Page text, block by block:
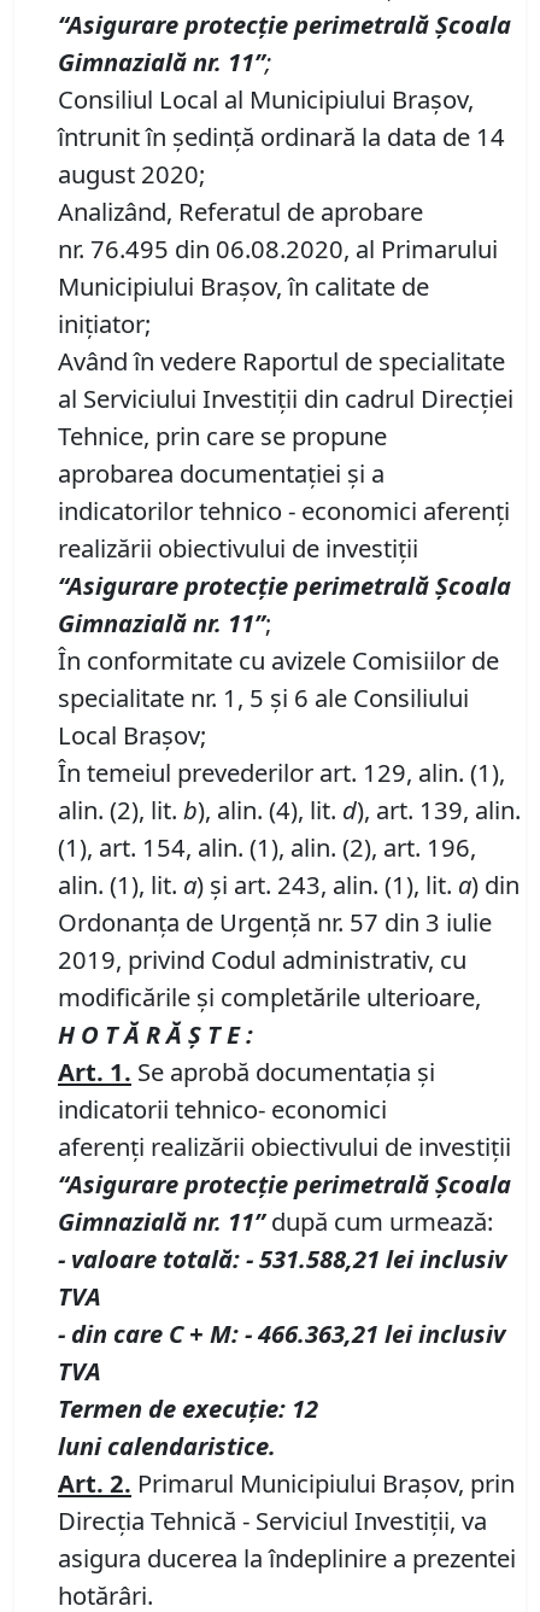
“Asigurare protecţie perimetralăȘcoala
Gimnazialănr. 11”;
Consiliul Local al Municipiului Brașov,
întrunit în ședință ordinară la data de 14
august 2020;
Analizând, Referatul de aprobare
nr. 76.495 din 06.08.2020, al Primarului
Municipiului Braşov, în calitate de
inițiator;
Având în vedere Raportul de specialitate
al Serviciului Investiții din cadrul Direcției
Tehnice, prin care se propune
aprobarea documentației și a
indicatorilor tehnico - economici aferenți
realizării obiectivului de investiții
“Asigurare protecţie perimetralăȘcoala
Gimnazialănr. 11”;
În conformitate cu avizele Comisiilor de
specialitate nr. 1, 5 și 6 ale Consiliului
Local Brașov;
În temeiul prevederilor art. 129, alin. (1),
alin. (2), lit. b), alin. (4), lit. d), art. 139, alin.
(1), art. 154, alin. (1), alin. (2), art. 196,
alin. (1), lit. a) și art. 243, alin. (1), lit. a) din
Ordonanța de Urgență nr. 57 din 3 iulie
2019, privind Codul administrativ, cu
modificările și completările ulterioare,
H O T Ă R Ă Ş T E :
Art. 1. Se aprobă documentația și
indicatorii tehnico- economici
aferenți realizării obiectivului de investiții
“Asigurare protecţie perimetralăȘcoala
Gimnazialănr. 11”după cum urmează:
- valoare totală:- 531.588,21 lei inclusiv
TVA
- din care C + M:- 466.363,21 lei inclusiv
TVA
Termen de execuție: 12
lunicalendaristice.
Art. 2. Primarul Municipiului Braşov, prin
Direcţia Tehnică - Serviciul Investiții, va
asigura ducerea la îndeplinire a prezentei
hotărâri.